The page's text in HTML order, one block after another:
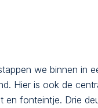
we binnen in
Hier is ook de
fonteintje. Drie